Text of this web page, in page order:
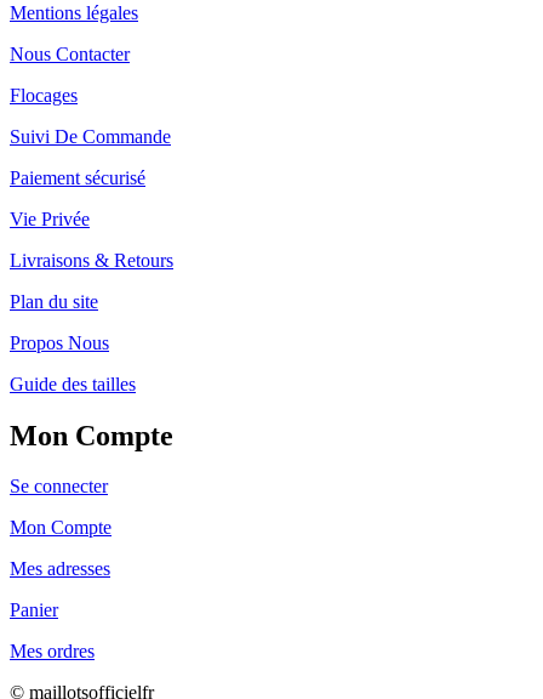
Mentions légales
Nous Contacter
Flocages
Suivi De Commande
Paiement sécurisé
Vie Privée
Livraisons & Retours
Plan du site
Propos Nous
Guide des tailles
Mon Compte
Se connecter
Mon Compte
Mes adresses
Panier
Mes ordres
© maillotsofficielfr